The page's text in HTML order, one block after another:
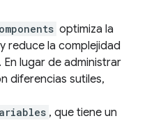
optimiza la
reduce la complejidad
lugar de administrar
diferencias sutiles,
, que tiene un